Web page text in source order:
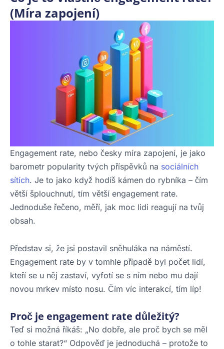
(Míra zapojení)
Engagement rate, nebo česky míra zapojení, je jako
barometr popularity tvých příspěvků na sociálních
sítích. Je to jako když hodíš kámen do rybníka – čím
větší šplouchnutí, tím větší engagement rate.
Jednoduše řečeno, měří, jak moc lidi reagují na tvůj
obsah.
Představ si, že jsi postavil sněhuláka na náměstí.
Engagement rate by v tomhle případě byl počet lidí,
kteří se u něj zastaví, vyfotí se s ním nebo mu dají
novou mrkev místo nosu. Čím víc interakcí, tím líp!
Proč je engagement rate důležitý?
Teď si možná říkáš: „No dobře, ale proč bych se měl
o tohle starat?“ Odpověď je jednoduchá – protože to